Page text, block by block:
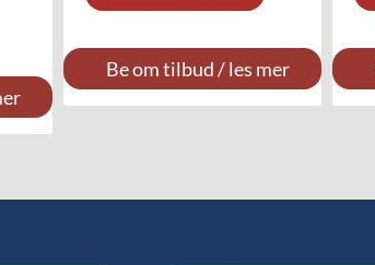
Be om tilbud / les mer